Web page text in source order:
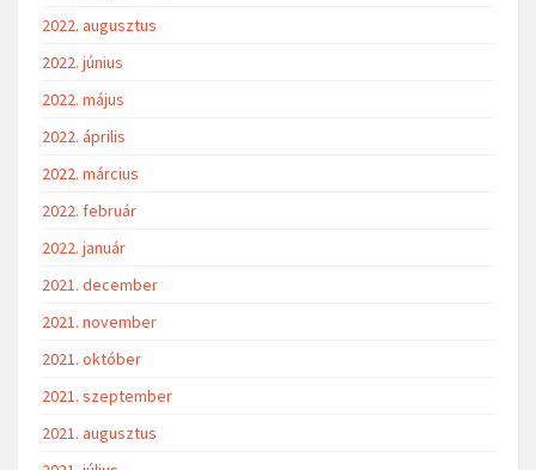
2022. augusztus
2022. június
2022. május
2022. április
2022. március
2022. február
2022. január
2021. december
2021. november
2021. október
2021. szeptember
2021. augusztus